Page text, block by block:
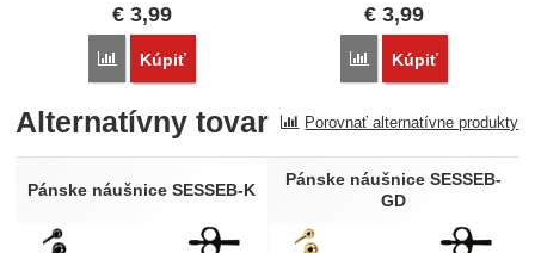
€ 3,99
Porovnať
Kúpiť
€3,99
Porovnať
Kúpiť
Alternatívny tovar Porovnať alternatívne produkty
Pánske náušnice SESSEB-K
Pánske náušnice SESSEB-
GD